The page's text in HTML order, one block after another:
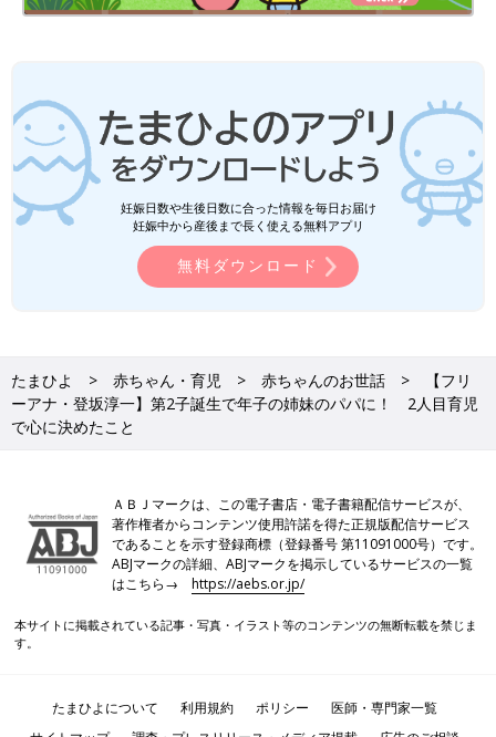
妊娠日数や生後日数に合った情報を毎日お届け
妊娠中から産後まで長く使える無料アプリ
無料ダウンロード
たまひよ 赤ちゃん・育児 赤ちゃんのお世話
【フリ
ーアナ・登坂淳一】第2子誕生で年子の姉妹のパパに！ 2人目育児
で心に決めたこと
ＡＢＪマークは、この電子書店・電子書籍配信サービスが、
著作権者からコンテンツ使用許諾を得た正規版配信サービス
であることを示す登録商標（登録番号 第11091000号）です。
ABJマークの詳細、ABJマークを掲示しているサービスの一覧
はこちら→https://aebs.or.jp/
本サイトに掲載されている記事・写真・イラスト等のコンテンツの無断転載を禁じま
す。
たまひよについて 利用規約 ポリシー
医師・専門家一覧